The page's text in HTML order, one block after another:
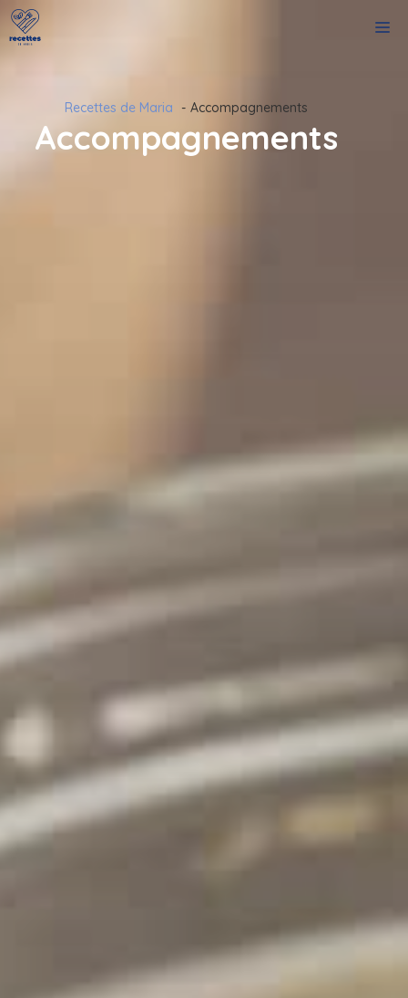
Aller
au
Recettes de Maria Accompagnements
Accompagnements